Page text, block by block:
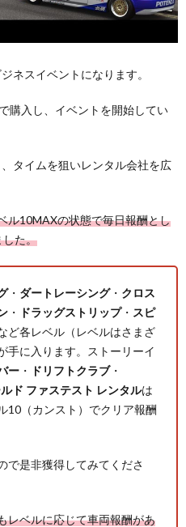
ネスイベントになります。
購入し、イベントを開始してい
タイムを狙いレンタル会社を広
ル10MAXの状態で毎日報酬とし
した。
・ ダートレーシング・ クロス
・ ドラッグストリップ・ スピ
ど各レベル（レベルはさまざ
手に入ります。ストーリーイ
ー ・ ドリフトクラブ・
ド ファステスト レンタルは
10（カンスト）でクリア報酬
で是非獲得してみてくださ
レベルに応じて車両報酬があ